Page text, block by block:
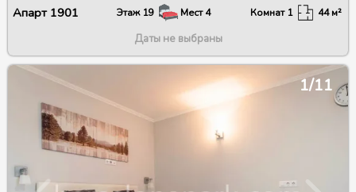
Апарт 1901 Этаж 19 Мест4 Комнат 1 44м²
Даты не выбраны
1/11